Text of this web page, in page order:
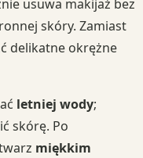
usuwa makijaż bez
skóry. Zamiast
delikatne okrężne
letniej wody;
skórę. Po
miękkim